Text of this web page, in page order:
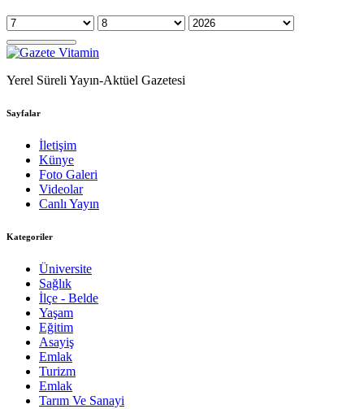
Yerel Süreli Yayın-Aktüel Gazetesi
Sayfalar
İletişim
Künye
Foto Galeri
Videolar
Canlı Yayın
Kategoriler
Üniversite
Sağlık
İlçe - Belde
Yaşam
Eğitim
Asayiş
Emlak
Turizm
Emlak
Tarım Ve Sanayi